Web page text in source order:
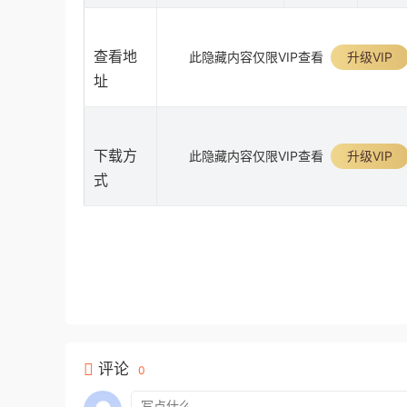
查看地
址
此隐藏内容仅限VIP查看 升级VIP
下载方
式
此隐藏内容仅限VIP查看 升级VIP
评论 0